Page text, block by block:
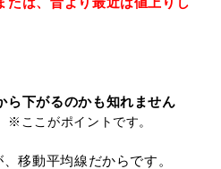
ら下がるのかも知れません
※ここがポイントです。
移動平均線だからです。